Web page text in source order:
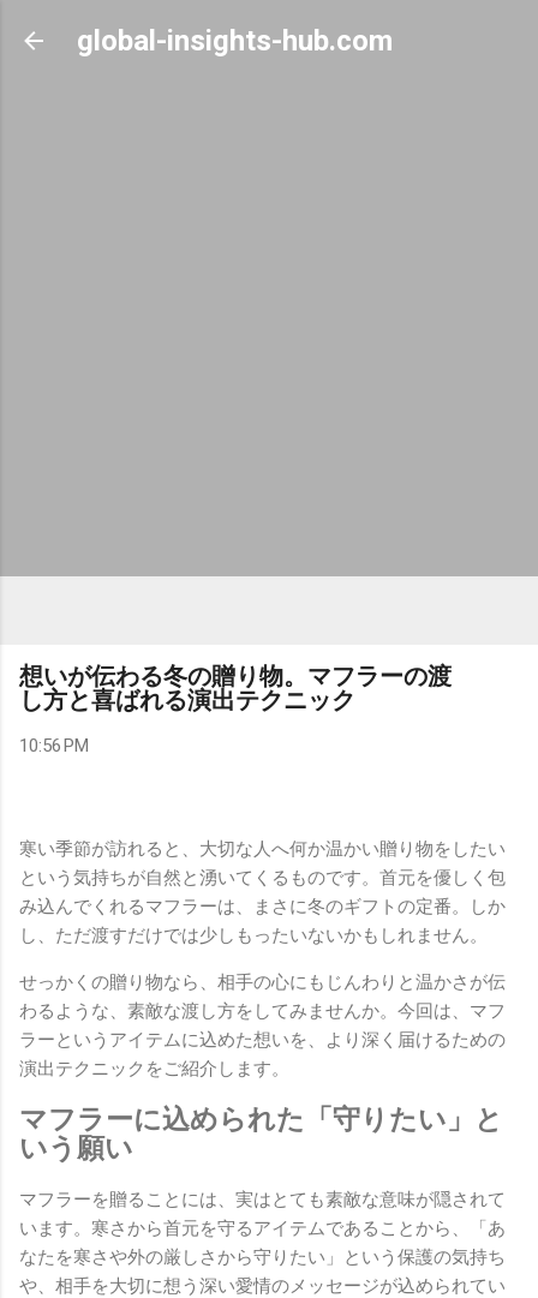
Skip to main content
global-insights-hub.com
想いが伝わる冬の贈り物。マフラーの渡
し方と喜ばれる演出テクニック
10:56 PM
寒い季節が訪れると、大切な人へ何か温かい贈り物をしたい
という気持ちが自然と湧いてくるものです。首元を優しく包
み込んでくれるマフラーは、まさに冬のギフトの定番。しか
し、ただ渡すだけでは少しもったいないかもしれません。
せっかくの贈り物なら、相手の心にもじんわりと温かさが伝
わるような、素敵な渡し方をしてみませんか。今回は、マフ
ラーというアイテムに込めた想いを、より深く届けるための
演出テクニックをご紹介します。
マフラーに込められた「守りたい」と
いう願い
マフラーを贈ることには、実はとても素敵な意味が隠されて
います。寒さから首元を守るアイテムであることから、「あ
なたを寒さや外の厳しさから守りたい」という保護の気持ち
や、相手を大切に想う深い愛情のメッセージが込められてい